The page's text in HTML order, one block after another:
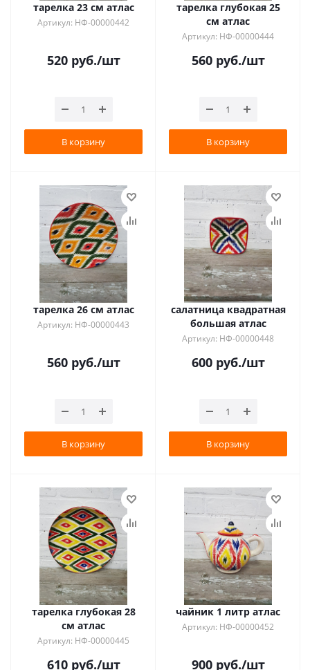
тарелка 23 см атлас
Артикул: НФ-00000442
520руб./шт
В корзину
тарелка глубокая 25
см атлас
Артикул: НФ-00000444
560руб./шт
В корзину
тарелка 26 см атлас
Артикул: НФ-00000443
560руб./шт
В корзину
салатница квадратная
большая атлас
Артикул: НФ-00000448
600руб./шт
В корзину
тарелка глубокая 28
см атлас
Артикул: НФ-00000445
610руб./шт
чайник 1 литр атлас
Артикул: НФ-00000452
900руб./шт